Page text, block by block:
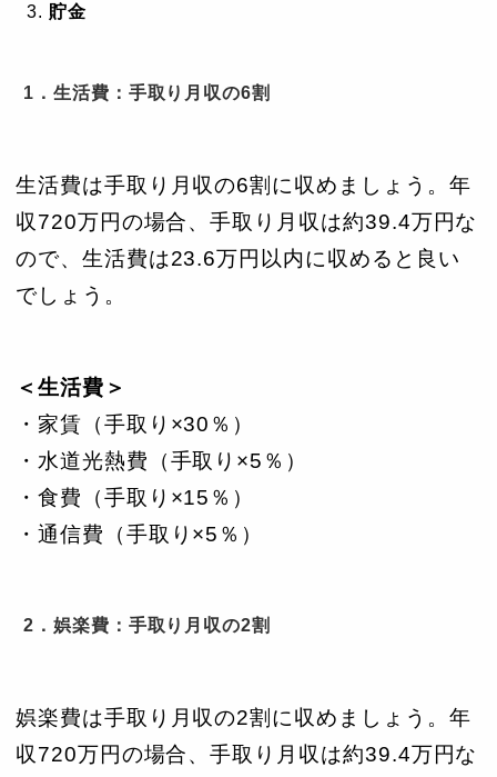
貯金
1．生活費：手取り月収の6割
生活費は手取り月収の6割に収めましょう。年
収720万円の場合、手取り月収は約39.4万円な
ので、生活費は23.6万円以内に収めると良い
でしょう。
＜生活費＞
・家賃（手取り×30％）
・水道光熱費（手取り×5％）
・食費（手取り×15％）
・通信費（手取り×5％）
2．娯楽費：手取り月収の2割
娯楽費は手取り月収の2割に収めましょう。年
収720万円の場合、手取り月収は約39.4万円な